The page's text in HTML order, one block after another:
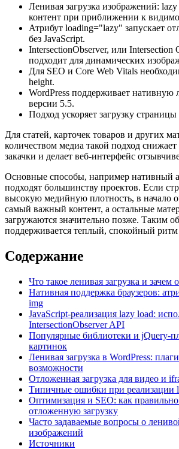
Ленивая загрузка изображений: lazy
контент при приближении к
Атрибут loading="lazy" запускает
без JavaScript.
IntersectionObserver, или Intersection
подходит для динамических
Для SEO и Core Web Vitals
height.
WordPress поддерживает нативную
версии 5.5.
Подход ускоряет загрузку
Для статей, карточек товаров и других
количеством медиа такой подход
закачки и делает веб-интерфейс
Основные способы, например нативный
подходят большинству проектов. Если
высокую медийную плотность, в начало
самый важный контент, а остальные
загружаются значительно позже. Таким
поддерживается теплый, спокойный ритм
Содержание
Что такое ленивая загрузка и зачем
Нативная поддержка браузеров:
img
JavaScript-реализация lazy load:
IntersectionObserver API
Популярные библиотеки и jQuery-
картинок
Ленивая загрузка в WordPress:
возможности
Отложенная загрузка для видео и
Типичные ошибки при реализации
Оптимизация и SEO: как правильно
отложенную загрузку
Часто задаваемые вопросы о
изображений
Источники